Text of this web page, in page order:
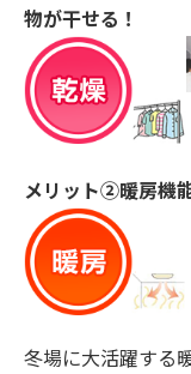
物が干せる！
メリット②暖房機
冬場に大活躍する